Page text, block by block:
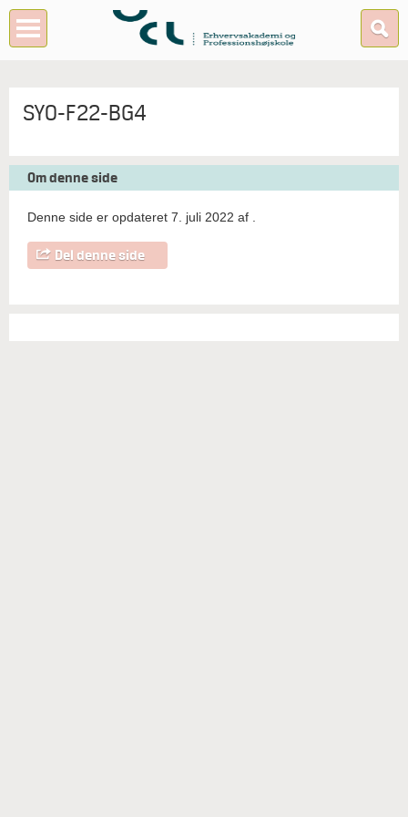
SYO-F22-BG4
Om denne side
Denne side er opdateret 7. juli 2022 af
Del denne side